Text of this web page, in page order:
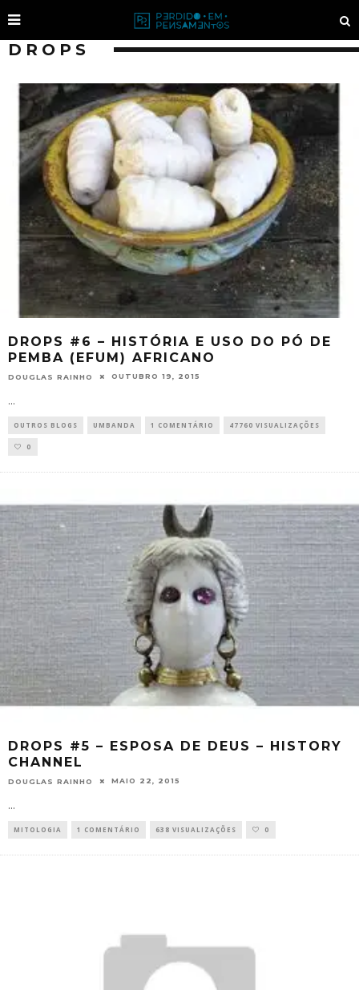
DROPS
DROPS #6 – HISTÓRIA E USO DO PÓ DE
PEMBA (EFUM) AFRICANO
DOUGLAS RAINHO OUTUBRO 19, 2015
...
OUTROS BLOGS UMBANDA 1 COMENTÁRIO 47760 VISUALIZAÇÕES
0
DROPS #5 – ESPOSA DE DEUS – HISTORY
CHANNEL
DOUGLAS RAINHO MAIO 22, 2015
...
MITOLOGIA 1 COMENTÁRIO 638 VISUALIZAÇÕES 0